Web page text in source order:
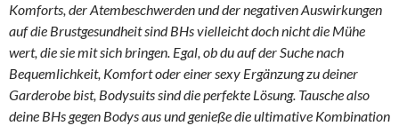
Komforts, der Atembeschwerden und der negativen Auswirkungen
auf die Brustgesundheit sind BHs vielleicht doch nicht die Mühe
wert, die sie mit sich bringen. Egal, ob du auf der Suche nach
Bequemlichkeit, Komfort oder einer sexy Ergänzung zu deiner
Garderobe bist, Bodysuits sind die perfekte Lösung. Tausche also
deine BHs gegen Bodys aus und genieße die ultimative Kombination